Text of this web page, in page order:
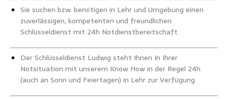
Sie suchen bzw. benötigen in Lehr und Umgebung einen
zuverlässigen, kompetenten und freundlichen
Schlüsseldienst mit 24h Notdienstbereitschaft
Der Schlüsseldienst Ludwig steht Ihnen In Ihrer
Notsituation mit unserem Know How in der Regel 24h
(auch an Sonn und Feiertagen) in Lehr zur Verfügung